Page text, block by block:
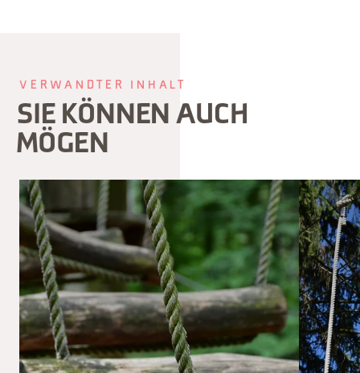
VERWANDTER INHALT
SIE KÖNNEN AUCH
MÖGEN